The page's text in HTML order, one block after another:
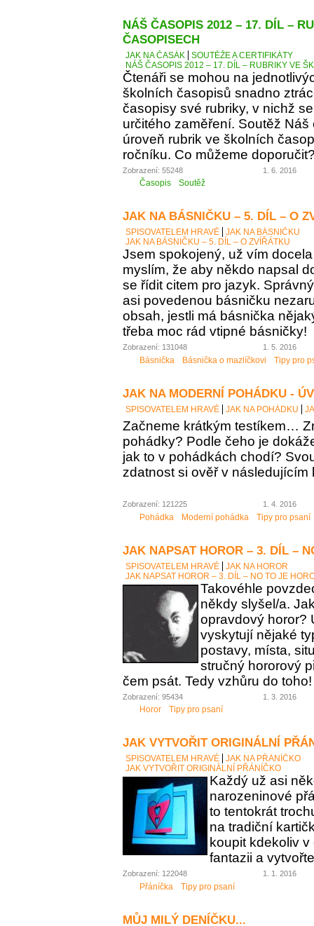
NÁŠ ČASOPIS 2012 – 17. DÍL –
ČASOPISECH
JAK NA ČASÁK
SOUTĚŽE A CERTIFIKÁTY
NÁŠ ČASOPIS 2012 – 17. DÍL – RUBRIKY VE
Čtenáři se mohou na
školních časopisů snadno
časopisy své rubriky, v nichž
určitého zaměření. Soutěž
úroveň rubrik ve školních
ročníku. Co můžeme
Zobrazení: 55248 1. 6. 2016
Časopis Soutěž
JAK NA BÁSNIČKU – 5. DÍL – O
SPISOVATELEM HRAVĚ
JAK NA BÁSNIČKU
JAK NA BÁSNIČKU – 5. DÍL – O ZVÍŘÁTKU
Jsem spokojený, už vím
myslím, že aby někdo napsal
se řídit citem pro jazyk.
asi povedenou básničku
obsah, jestli má básnička
třeba moc rád vtipné básničky!
Zobrazení: 131048 1. 5. 2016
Básnička Básnička o mazlíčkovi Tipy pro
JAK NA MODERNÍ POHÁDKU -
SPISOVATELEM HRAVĚ JAK NA POHÁDKU
Začneme krátkým testíkem…
pohádky? Podle čeho je
jak to v pohádkách chodí?
zdatnost si ověř v následujícím
Zobrazení: 121225 1. 4. 2016
Pohádka Moderní pohádka Tipy pro psaní
JAK NAPSAT HOROR – 3. DÍL –
SPISOVATELEM HRAVĚ
JAK NA HOROR
JAK NAPSAT HOROR – 3. DÍL – NO TO JE
Takovéhle
někdy slyšel/a.
opravdový horor?
vyskytují nějaké
postavy, místa,
stručný hororový
čem psát. Tedy vzhůru do toho!
Zobrazení: 95434 1. 3. 2016
Horor Tipy pro psaní
JAK VYTVOŘIT ORIGINÁLNÍ
SPISOVATELEM HRAVĚ
JAK NA PŘÁNÍČKO
JAK VYTVOŘIT ORIGINÁLNÍ PŘÁNÍČKO
Každý už asi
narozeninové
to tentokrát
na tradiční
koupit kdekoliv
fantazii a
Zobrazení: 122048 1. 1. 2016
Přáníčka Tipy pro psaní
MŮJ MILÝ DENÍČKU...